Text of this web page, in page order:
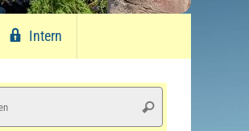
Intern
Suchen